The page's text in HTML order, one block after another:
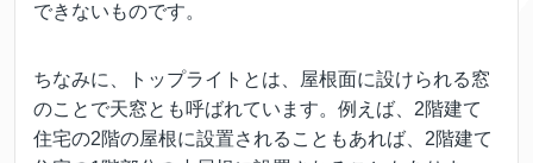
できないものです。
ちなみに、トップライトとは、屋根面に設けられる窓
のことで天窓とも呼ばれています。例えば、2階建て
住宅の2階の屋根に設置されることもあれば、2階建て